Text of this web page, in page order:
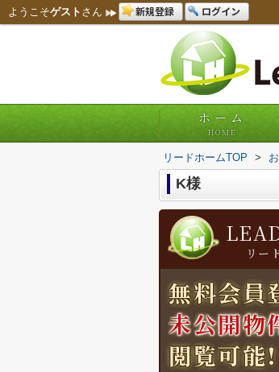
ようこそゲスト さん 新規登録 ログイン
ホーム
HOME
リードホームTOP >
K様
リー
無料会員
未公開物
閲覧可能!